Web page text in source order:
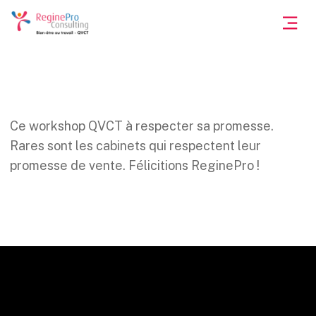
Ce workshop QVCT à respecter sa promesse.
Rares sont les cabinets qui respectent leur
promesse de vente. Félicitions ReginePro !